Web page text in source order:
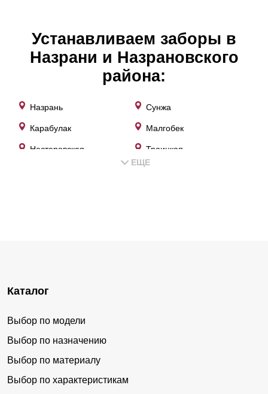
Устанавливаем заборы в
Назрани и Назрановского
района:
Назрань Сунжа
Карабулак Малгобек
Нестеровская Троицкая
Али-Юрт
Нижние Ачалуки
Алхасты
Средние Ачалуки
Вознесенская
ЕЩЕ
Каталог
Выбор по модели
Выбор по назначению
Выбор по материалу
Выбор по характеристикам